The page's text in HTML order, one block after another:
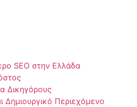
SEO στην Ελλάδα
Δικηγόρους
Δημιουργικό Περιεχόμενο